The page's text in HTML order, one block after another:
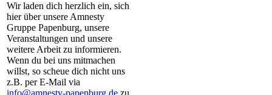
Wir laden dich herzlich ein, sich
hier über unsere Amnesty
Gruppe Papenburg, unsere
Veranstaltungen und unsere
weitere Arbeit zu informieren.
Wenn du bei uns mitmachen
willst, so scheue dich nicht uns
z.B. per E-Mail via